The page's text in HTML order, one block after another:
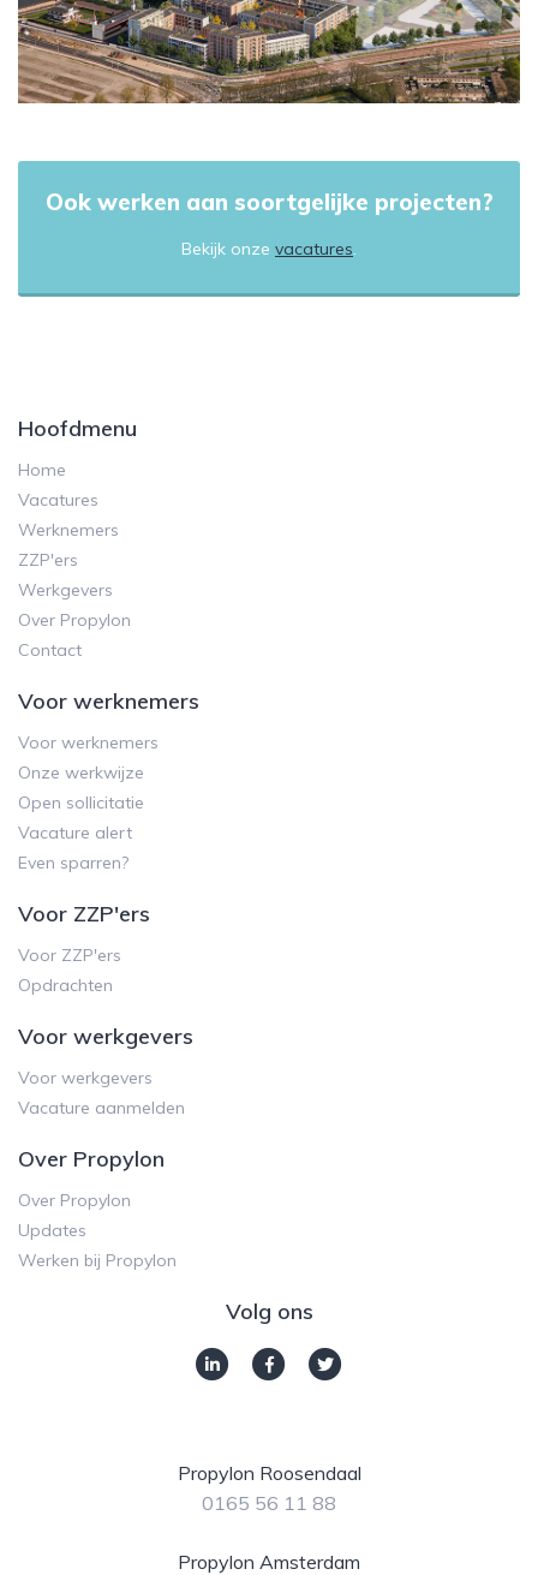
Ook werken aan soortgelijke projecten?
Bekijk onze vacatures
Hoofdmenu
Home
Vacatures
Werknemers
ZZP'ers
Werkgevers
Over Propylon
Contact
Voor werknemers
Voor werknemers
Onze werkwijze
Open sollicitatie
Vacature alert
Even sparren?
Voor ZZP'ers
Voor ZZP'ers
Opdrachten
Voor werkgevers
Voor werkgevers
Vacature aanmelden
Over Propylon
Over Propylon
Updates
Werken bij Propylon
Volg ons
Propylon Roosendaal
0165 56 11 88
Propylon Amsterdam